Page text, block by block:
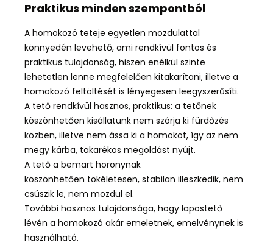
Praktikus minden szempontból
A homokozó teteje egyetlen mozdulattal
könnyedén levehető, ami rendkívül fontos és
praktikus tulajdonság, hiszen enélkül szinte
lehetetlen lenne megfelelően kitakarítani, illetve a
homokozó feltöltését is lényegesen leegyszerűsíti.
A tető rendkívül hasznos, praktikus: a tetőnek
köszönhetően kisállatunk nem szórja ki fürdőzés
közben, illetve nem ássa ki a homokot, így az nem
megy kárba, takarékos megoldást nyújt.
A tető a bemart horonynak
köszönhetően tökéletesen, stabilan illeszkedik, nem
csúszik le, nem mozdul el.
További hasznos tulajdonsága, hogy lapostető
lévén a homokozó akár emeletnek, emelvénynek is
használható.